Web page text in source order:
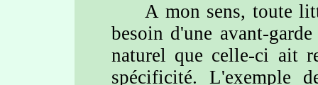
A mon sens, toute
besoin d'une avant-
naturel que celle-ci ait
spécificité. L'exemple